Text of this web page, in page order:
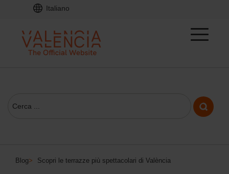
Italiano
Blog> Scopri le terrazze più spettacolari di València